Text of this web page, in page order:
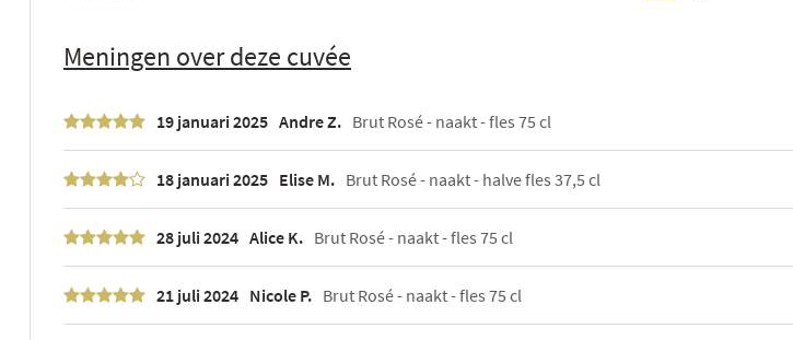
Meningen over deze cuvée
19 januari 2025 Andre Z. Brut Rosé - naakt - fles 75 cl
18 januari 2025 Elise M. Brut Rosé - naakt - halve fles 37,5 cl
28 juli 2024 Alice K. Brut Rosé - naakt - fles 75 cl
21 juli 2024 Nicole P. Brut Rosé - naakt - fles 75 cl